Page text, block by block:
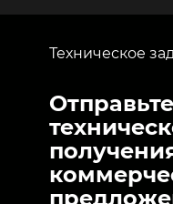
Техническое